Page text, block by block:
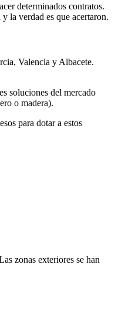
determinados contratos.
la verdad es que acertaron.
Valencia y Albacete.
soluciones del mercado
o madera).
para dotar a estos
zonas exteriores se han